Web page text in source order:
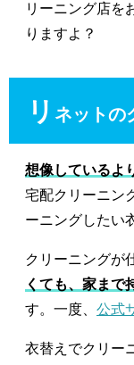
リーニング店を
りますよ？
リ ネットの
想像しているよ
宅配クリーニン
ーニングしたい
クリーニングが
くても、家まで
す。一度、 公式
衣替えでクリー